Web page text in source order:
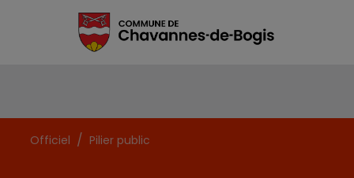
Officiel Pilier public